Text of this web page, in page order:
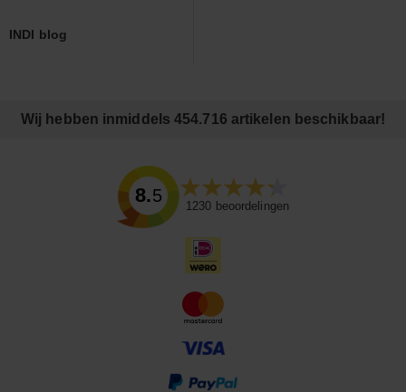
INDI blog
Wij hebben inmiddels 454.716 artikelen beschikbaar!
8.5
1230 beoordelingen